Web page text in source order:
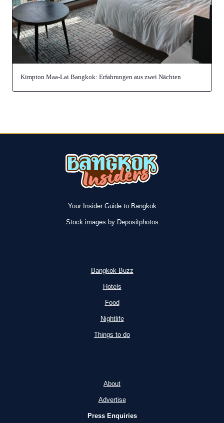
Kimpton Maa-Lai Bangkok: Erfahrungen aus zwei Nächten
Your Insider Guide to Bangkok
Stock images by Depositphotos
Bangkok Buzz
Hotels
Food
Nightlife
Things to do
About
Advertise
Press Enquiries